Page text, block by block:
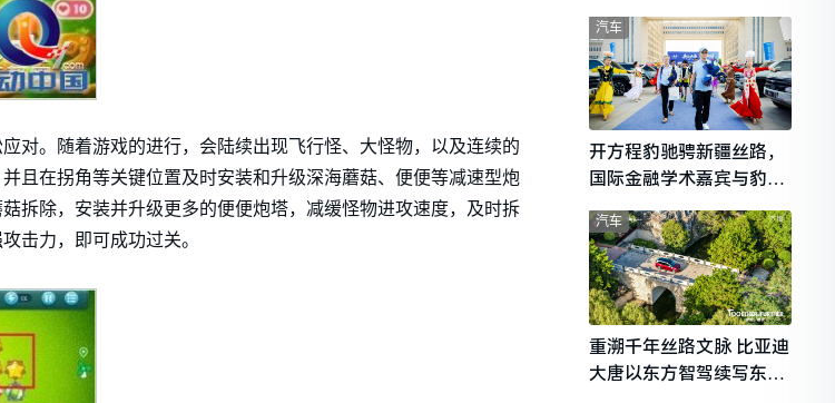
对。随着游戏的进行，会陆续出现飞行怪、大怪物，以及连续的
且在拐角等关键位置及时安装和升级深海蘑菇、便便等减速型炮
拆除，安装并升级更多的便便炮塔，减缓怪物进攻速度，及时拆
击力，即可成功过关。
L
开方程豹驰骋新疆丝路，
国际金融学术嘉宾与豹友
共赴山海热爱
汽车
重溯千年丝路文脉 比亚迪
大唐以东方智驾续写东西
汽车